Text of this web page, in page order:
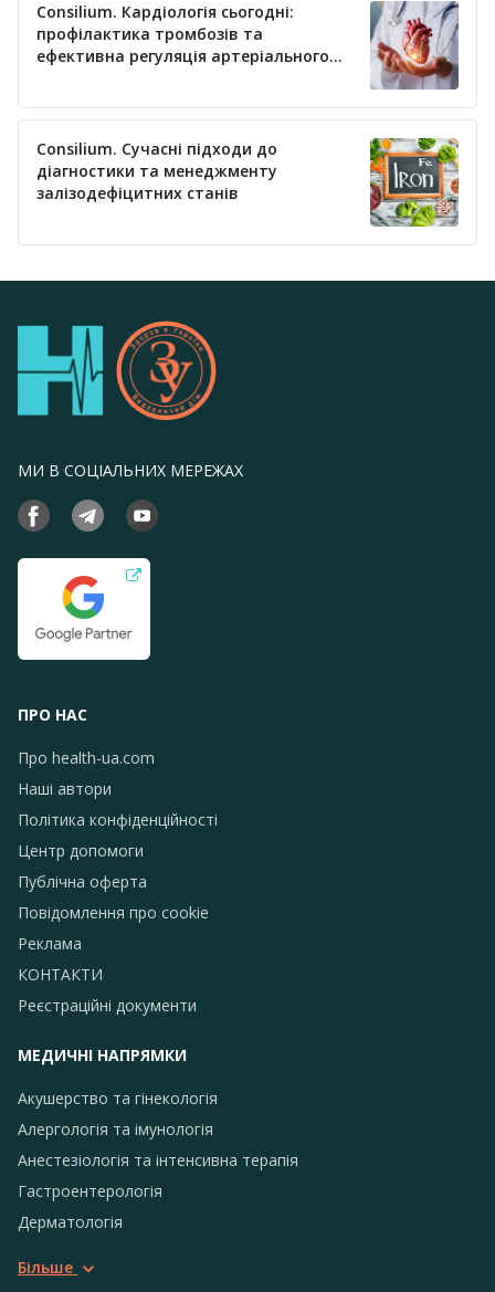
Consilium. Кардіологія сьогодні:
профілактика тромбозів та
ефективна регуляція артеріального
Consilium. Сучасні підходи до
діагностики та менеджменту
залізодефіцитних станів
МИ В СОЦІАЛЬНИХ МЕРЕЖАХ
ПРО НАС
Про health-ua.com
Наші автори
Політика конфіденційності
Центр допомоги
Публічна оферта
Повідомлення про сookie
Реклама
КОНТАКТИ
Реєстраційні документи
МЕДИЧНІ НАПРЯМКИ
Акушерство та гінекологія
Алергологія та імунологія
Анестезіологія та інтенсивна терапія
Гастроентерологія
Дерматологія
Більше